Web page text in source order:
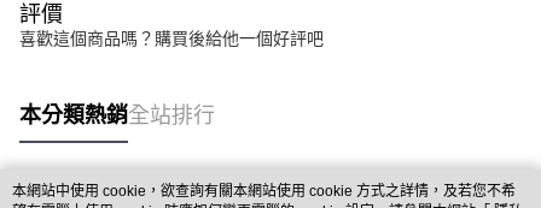
評價
喜歡這個商品嗎？購買後給他一個好評吧
本分類熱銷全站排行
本網站中使用 cookie，欲查詢有關本網站使用 cookie 方式之詳情，及若您不希